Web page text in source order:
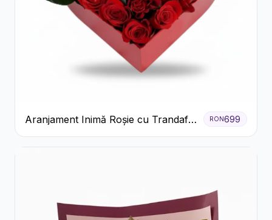
Aranjament Inimă Roșie cu Trandafiri
și Ferrero Rocher Premium
RON699